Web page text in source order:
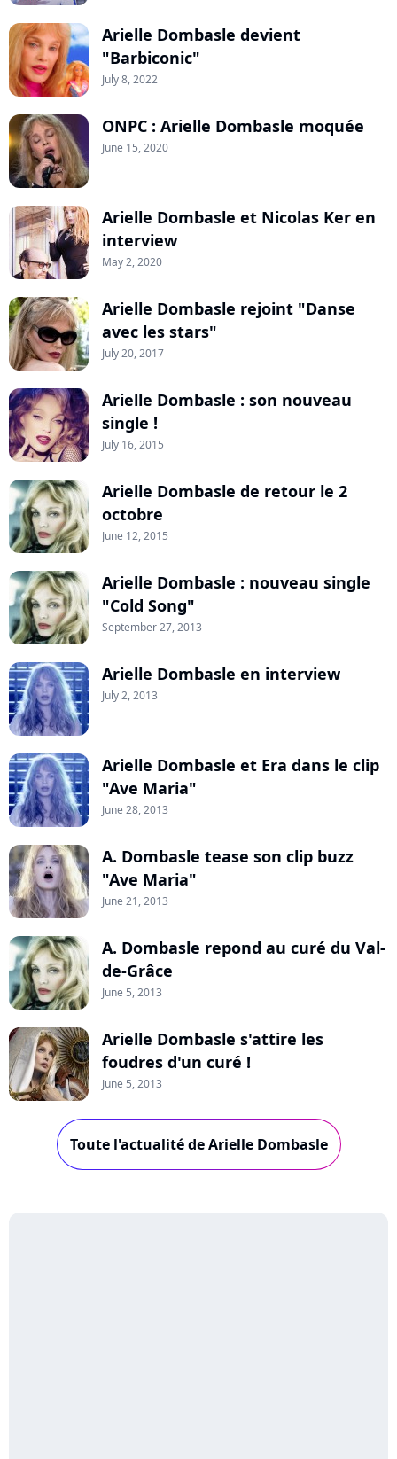
Arielle Dombasle devient
"Barbiconic"
July 8, 2022
ONPC : Arielle Dombasle moquée
June 15, 2020
Arielle Dombasle et Nicolas Ker en
interview
May 2, 2020
Arielle Dombasle rejoint "Danse
avec les stars"
July 20, 2017
Arielle Dombasle : son nouveau
single !
July 16, 2015
Arielle Dombasle de retour le 2
octobre
June 12, 2015
Arielle Dombasle : nouveau single
"Cold Song"
September 27, 2013
Arielle Dombasle en interview
July 2, 2013
Arielle Dombasle et Era dans le clip
"Ave Maria"
June 28, 2013
A. Dombasle tease son clip buzz
"Ave Maria"
June 21, 2013
A. Dombasle repond au curé du Val-
de-Grâce
June 5, 2013
Arielle Dombasle s'attire les
foudres d'un curé !
June 5, 2013
Toute l'actualité de Arielle Dombasle